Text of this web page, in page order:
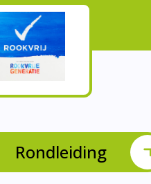
Rondleiding